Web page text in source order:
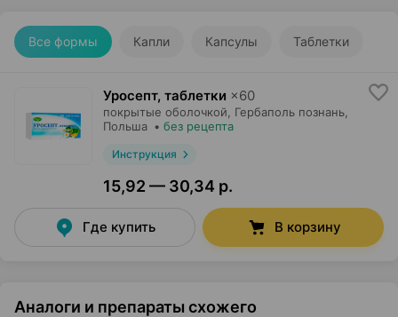
Все формы Капли Капсулы Таблетки
Уросепт, таблетки ×60
покрытые оболочкой, Гербаполь познань
Польша • без рецепта
Инструкция
15,92 — 30,34 р.
Где купить В корзину
Аналоги и препараты схожего